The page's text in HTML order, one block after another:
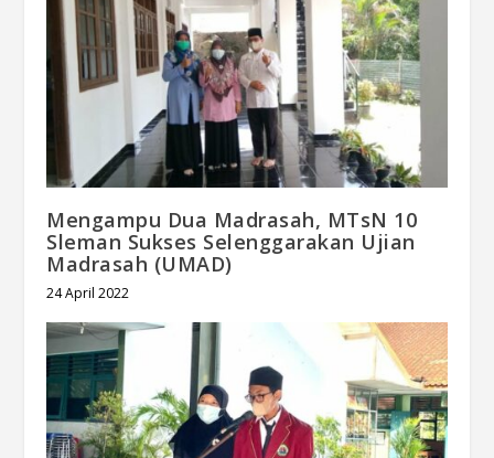
Mengampu Dua Madrasah, MTsN 10
Sleman Sukses Selenggarakan Ujian
Madrasah (UMAD)
24 April 2022